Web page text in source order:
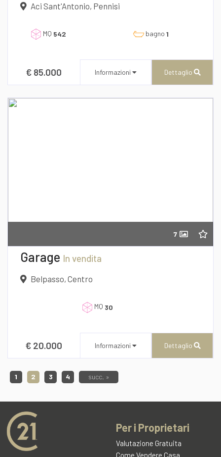
dichiaro di aver preso visione e compreso
Aci Sant'Antonio, Pennisi
MQ 542 bagno 1
€ 85.000 Informazioni Dettaglio
dichiaro di aver preso visione e compreso
l'informativa sulla privacy
7
Garage In vendita
Belpasso, Centro
MQ 30
€ 20.000 Informazioni Dettaglio
CENTURY 21 AZ Immobiliare
Via B. Buozzi n° 13/b
1 2 3 4 succ. »
Per i Proprietari
Valutazione Gratuita
Come Vendere Casa